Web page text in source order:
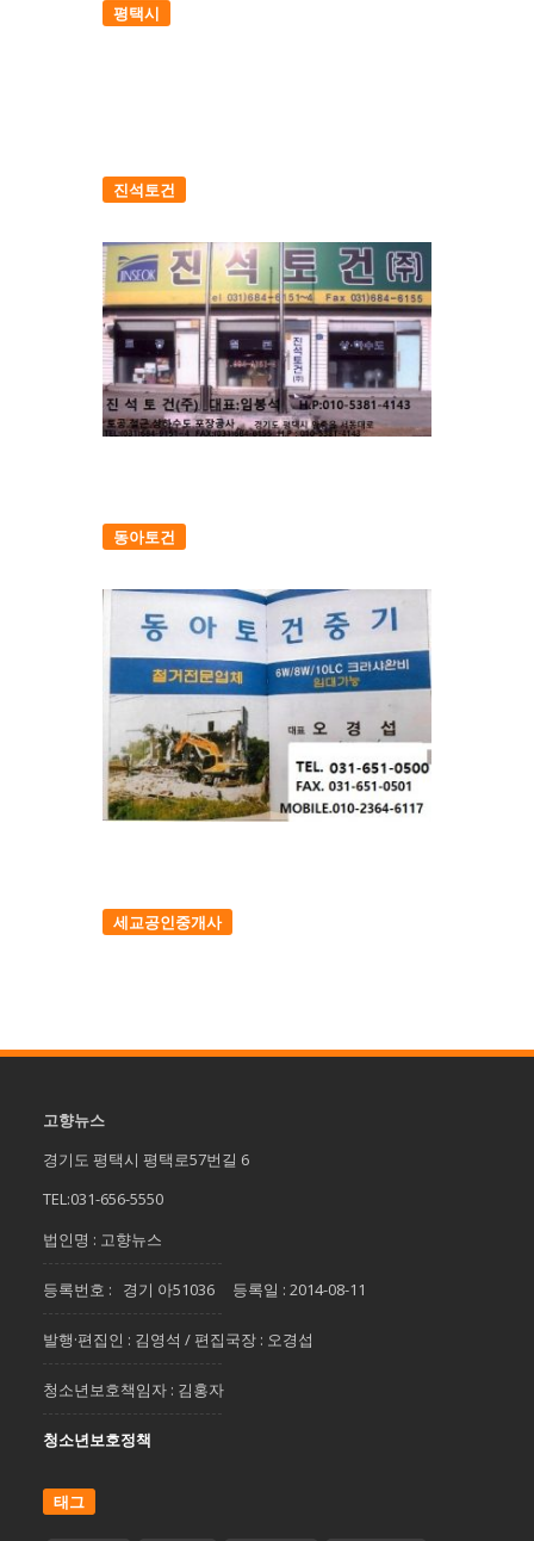
평택시
진석토건
동아토건
세교공인중개사
고향뉴스
경기도 평택시 평택로57번길 6
TEL:031-656-5550
법인명 : 고향뉴스
등록번호 : 경기 아51036 등록일 : 2014-08-11
발행·편집인 : 김영석 / 편집국장 : 오경섭
청소년보호책임자 : 김홍자
청소년보호정책
태그